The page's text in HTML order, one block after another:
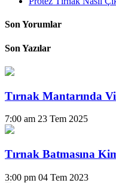
Son Yorumlar
Son Yazılar
Tırnak Mantarında
7:00 am 23 Tem 2025
Tırnak Batmasına
3:00 pm 04 Tem 2023